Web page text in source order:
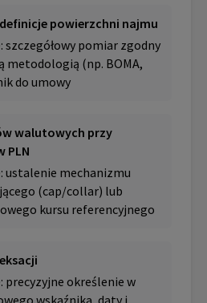
powierzchni najmu
szczegółowy pomiar zgodny
metodologią (np. BOMA,
do umowy
walutowych przy
PLN
ustalenie mechanizmu
(cap/collar) lub
kursu referencyjnego
precyzyjne określenie w
wskaźnika, daty i